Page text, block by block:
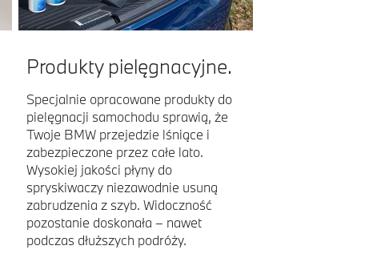
Produkty pielęgnacyjne.
Specjalnie opracowane produkty do
pielęgnacji samochodu sprawią, że
Twoje BMW przejedzie lśniące i
zabezpieczone przez całe lato.
Wysokiej jakości płyny do
spryskiwaczy niezawodnie usuną
zabrudzenia z szyb. Widoczność
pozostanie doskonała – nawet
podczas dłuższych podróży.